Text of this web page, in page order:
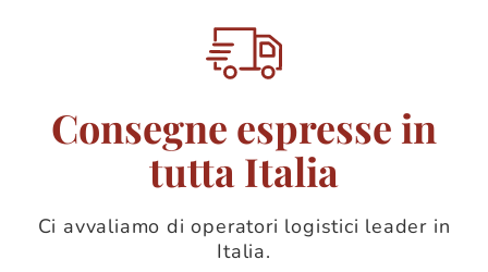
Consegne espresse in
tutta Italia
Ci avvaliamo di operatori logistici leader in
Italia.